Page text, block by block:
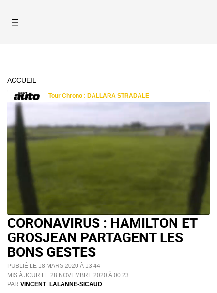
ACCUEIL
CORONAVIRUS : HAMILTON ET
GROSJEAN PARTAGENT LES
BONS GESTES
PUBLIÉ LE 18 MARS 2020 À 13:44
MIS À JOUR LE 28 NOVEMBRE 2020 À 00:23
PAR VINCENT_LALANNE-SICAUD